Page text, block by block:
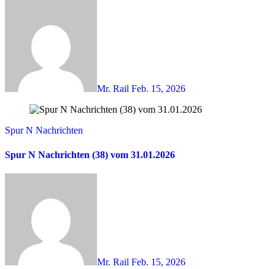
Mr. Rail Feb. 15, 2026
Spur N Nachrichten
Spur N Nachrichten (38) vom 31.01.2026
Mr. Rail Feb. 15, 2026